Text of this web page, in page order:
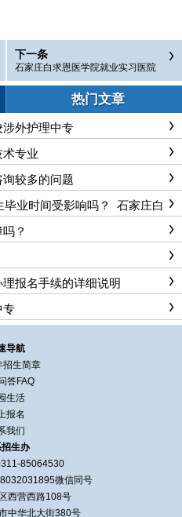
下一条
石家庄白求恩医学院就业实习医院
有哪些？
热门文章
外护理中专
专业
较多的问题
业时间受影响吗？_石家庄白
？
报名手续的详细说明
专
导航
招生简章
答FAQ
生活
报名
我们
生办
85064530
微信同号
西营西路108号
中华北大街380号